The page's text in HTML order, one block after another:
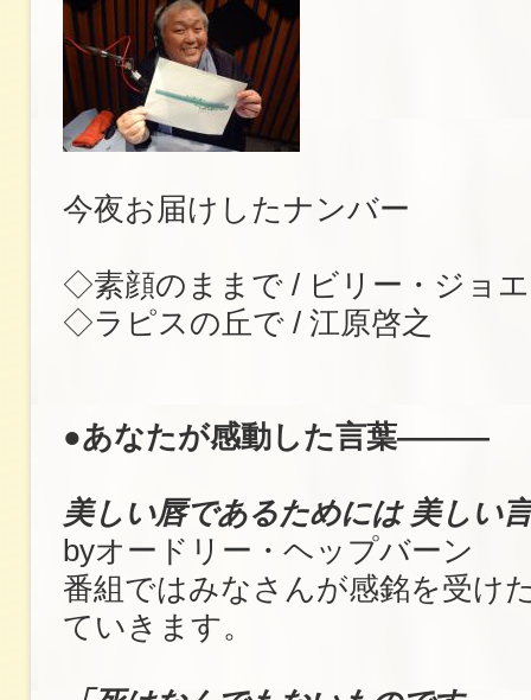
今夜お届けしたナンバー
◇素顔のままで / ビリー・ジョ
◇ラピスの丘で / 江原啓之
●あなたが感動した言葉―――
美しい唇であるためには 美しい
byオードリー・ヘップバーン
番組ではみなさんが感銘を受け
ていきます。